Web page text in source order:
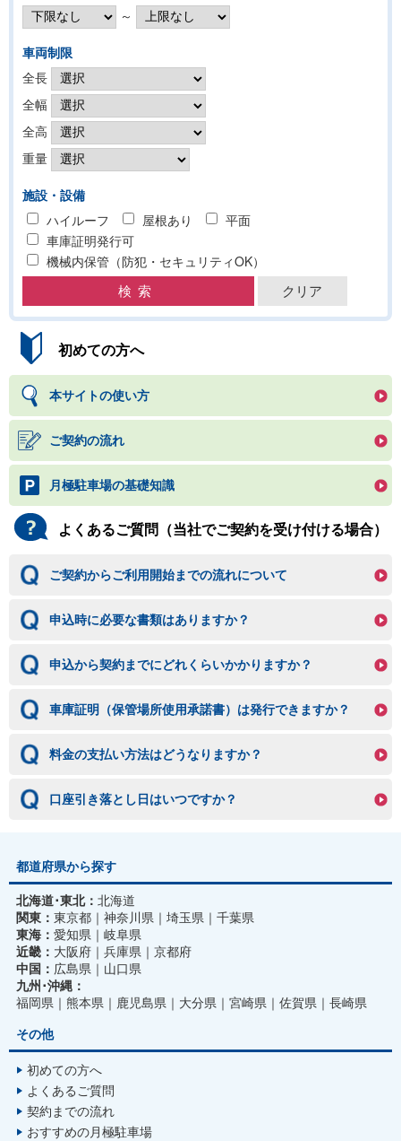
～
車両制限
全長
全幅
全高
重量
施設・設備
ハイルーフ
屋根あり
平面
車庫証明発行可
機械内保管（防犯・セキュリティOK）
初めての方へ
本サイトの使い方
ご契約の流れ
月極駐車場の基礎知識
よくあるご質問（当社でご契約を受け付ける場合）
ご契約からご利用開始までの流れについて
申込時に必要な書類はありますか？
申込から契約までにどれくらいかかりますか？
車庫証明（保管場所使用承諾書）は発行できますか？
料金の支払い方法はどうなりますか？
口座引き落とし日はいつですか？
都道府県から探す
北海道･東北： 北海道
関東： 東京都 神奈川県 埼玉県
千葉県
東海： 愛知県
岐阜県
近畿： 大阪府 兵庫県
京都府
中国： 広島県
山口県
九州･沖縄：
福岡県
熊本県 鹿児島県 大分県 宮崎県 佐賀県
長崎県
その他
初めての方へ
よくあるご質問
契約までの流れ
おすすめの月極駐車場